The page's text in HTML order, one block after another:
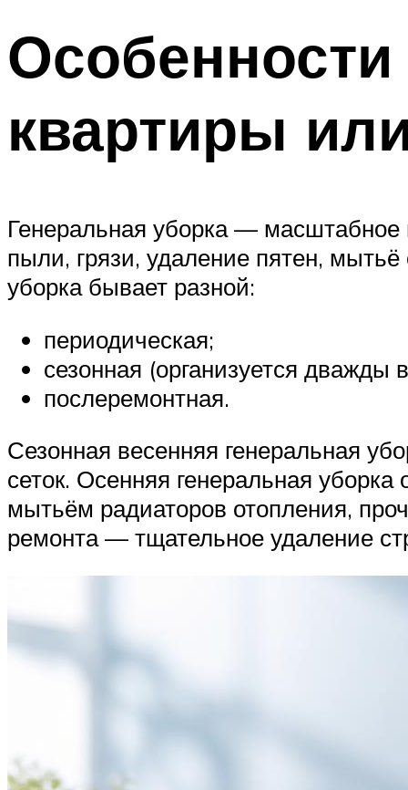
квартиры
Генеральная уборка — масштабное
пыли, грязи, удаление пятен,
уборка бывает разной:
периодическая;
сезонная (организуется
послеремонтная.
Сезонная весенняя генеральная
сеток. Осенняя генеральная
мытьём радиаторов отопления,
ремонта — тщательное удаление